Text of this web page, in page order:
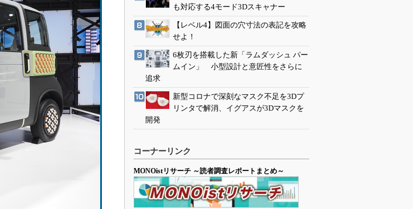
設計・開発
リティ
への対応
も対応する4モード3Dスキャナー
【レベル4】図面の穴寸法の表記を攻略
せよ！
6枚刃を搭載した新「ラムダッシュ パー
ムイン」 小型設計と意匠性をさらに
追求
新型コロナで深刻なマスク不足を3Dプ
リンタで解消、イグアスが3Dマスクを
開発
コーナーリンク
MONOistリサーチ ～読者調査レポートまとめ～